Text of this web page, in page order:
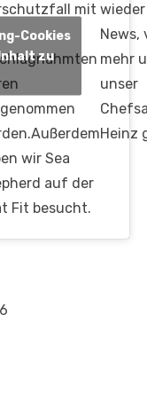
mit
wir Sea
auf der
Fit besucht.
wieder
News,
mehr
unser
Heinz
Cookies
zu